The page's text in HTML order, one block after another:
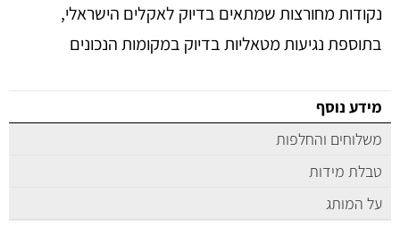
נקודות מחורצות שמתאים בדיוק לאקלים הישראלי,
בתוספת נגיעות מטאליות בדיוק במקומות הנכונים
מידע נוסף
משלוחים והחלפות
טבלת מידות
על המותג